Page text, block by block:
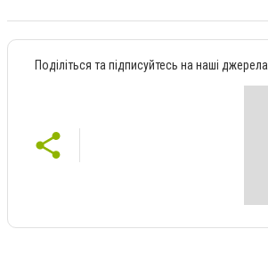
Поділіться та підписуйтесь на наші джерела